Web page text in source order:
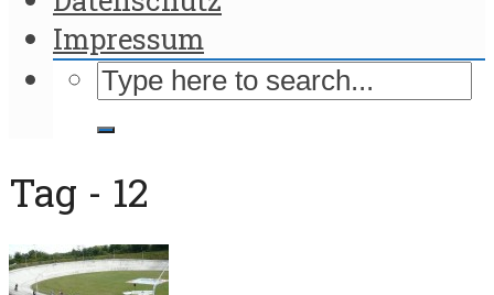
Impressum
Tag - 12